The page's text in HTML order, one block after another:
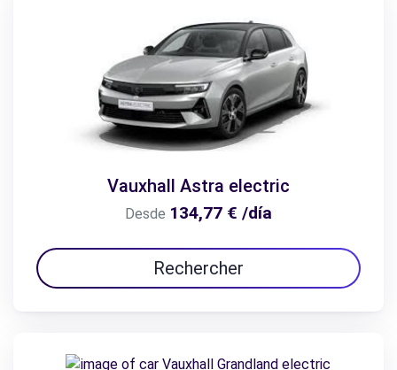
Vauxhall Astra electric
Desde 134,77 € /día
Rechercher